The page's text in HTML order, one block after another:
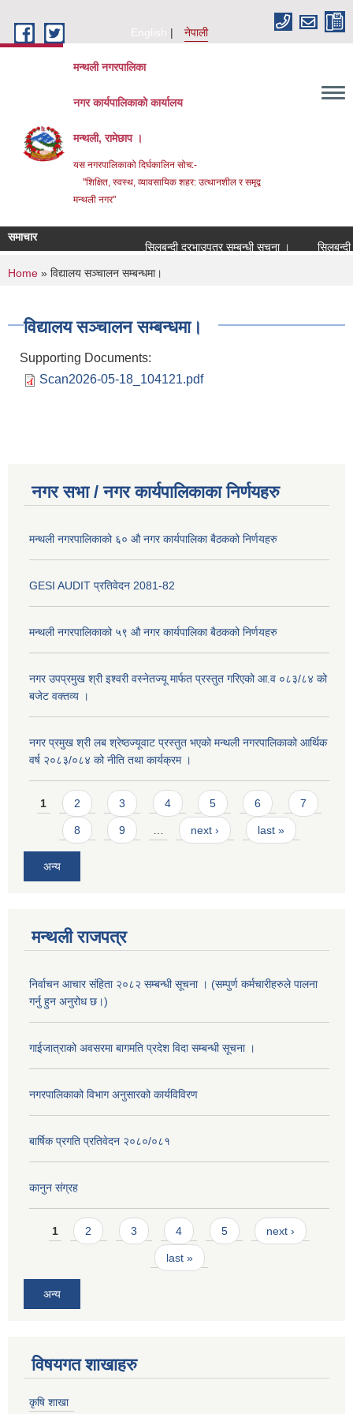
English
नेपाली
मन्थली नगरपालिका
नगर कार्यपालिकाको कार्यालय
मन्थली, रामेछाप ।
यस नगरपालिकाको दिर्घकालिन सोच:-
"शिक्षित, स्वस्थ, व्यावसायिक शहर: उत्थानशील र समृद्व
मन्थली नगर"
समाचार
सिलबन्दी दरभाउपत्र सम्बन्धी सूचना ।
सिलबन्दी
You are here
Home » विद्यालय सञ्चालन सम्बन्धमा।
विद्यालय सञ्चालन सम्बन्धमा।
Supporting Documents:
Scan2026-05-18_104121.pdf
नगर सभा / नगर कार्यपालिकाका निर्णयहरु
मन्थली नगरपालिकाको ६० औ नगर कार्यपालिका बैठकको निर्णयहरु
GESI AUDIT प्रतिवेदन 2081-82
मन्थली नगरपालिकाको ५९ औ नगर कार्यपालिका बैठकको निर्णयहरु
नगर उपप्रमुख श्री इश्वरी वस्नेतज्यू मार्फत प्रस्तुत गरिएको आ.व ०८३/८४ को
बजेट वक्तव्य ।
नगर प्रमुख श्री लब श्रेष्ठज्यूवाट प्रस्तुत भएको मन्थली नगरपालिकाको आर्थिक
वर्ष २०८३/०८४ को नीति तथा कार्यक्रम ।
Pages
1 2 3 4 5 6 7
8 9 next › last »
अन्य
मन्थली राजपत्र
निर्वाचन आचार संहिता २०८२ सम्बन्धी सूचना । (सम्पुर्ण कर्मचारीहरुले पालना
गर्नु हुन अनुरोध छ।)
गाईजात्राको अवसरमा बागमति प्रदेश विदा सम्बन्धी सूचना ।
नगरपालिकाको विभाग अनुसारको कार्यविविरण
बार्षिक प्रगति प्रतिवेदन २०८०/०८१
कानुन संग्रह
Pages
1 2 3 4 5 next ›
last »
अन्य
विषयगत शाखाहरु
कृषि शाखा